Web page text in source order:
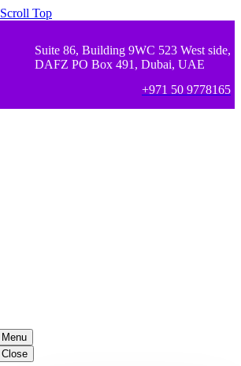
Scroll Top
Suite 86, Building 9WC 523 West side,
DAFZ PO Box 491, Dubai, UAE
+971 50 9778165
Menu
Close